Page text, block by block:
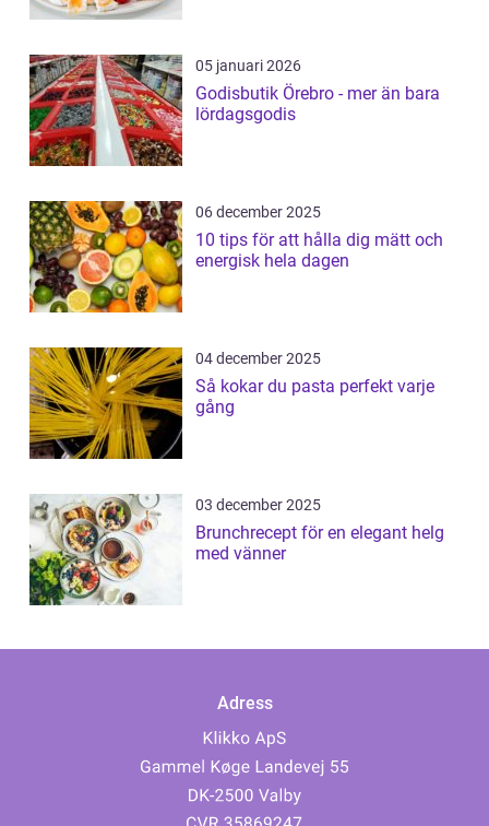
05 januari 2026
Godisbutik Örebro - mer än bara
lördagsgodis
06 december 2025
10 tips för att hålla dig mätt och
energisk hela dagen
04 december 2025
Så kokar du pasta perfekt varje
gång
03 december 2025
Brunchrecept för en elegant helg
med vänner
Adress